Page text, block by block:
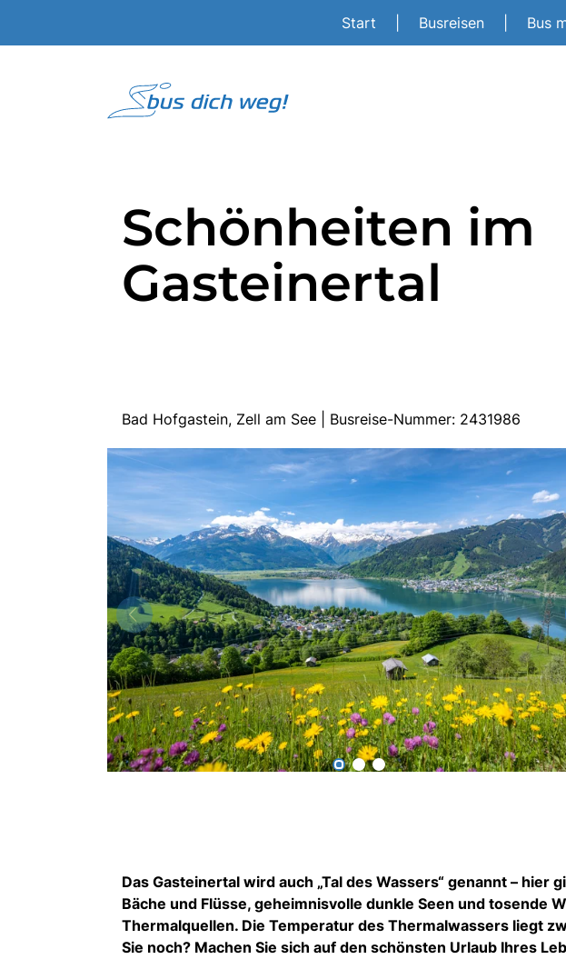
Start Busreisen Bus
Schönheiten im
Gasteinertal
Bad Hofgastein, Zell am See | Busreise-Nummer: 2431986
Das Gasteinertal wird auch „Tal des Wassers“ genannt – hier
Bäche und Flüsse, geheimnisvolle dunkle Seen und tosende
Thermalquellen. Die Temperatur des Thermalwassers liegt
Sie noch? Machen Sie sich auf den schönsten Urlaub Ihres